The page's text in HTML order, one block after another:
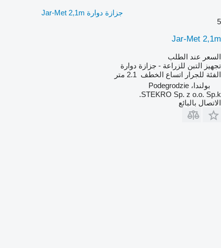
جزازة دوارة Jar-Met 2,1m
5
Jar-Met 2,1m
السعر عند الطلب
تجهيز التبن للزراعة - جزازة دوارة
الفئة للجرار اتساع الخطف 2.1 متر
بولندا، Podegrodzie
STEKRO Sp. z o.o. Sp.k.
الاتصال بالبائع